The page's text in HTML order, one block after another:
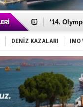
Denizcilik
‘14.
Taksi
TÜRKLİM
SOCAR da
D-Marin,
DENİZ KAZALARI IMO